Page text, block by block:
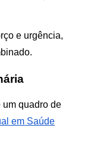
e urgência,
um quadro de
em Saúde